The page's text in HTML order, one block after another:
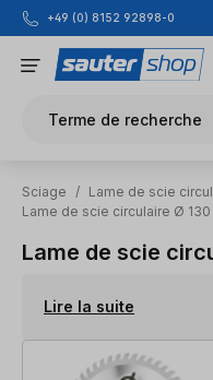
Passer au contenu
+49 (0) 8152 92898-0
Terme de recherche
Sciage / Lame de scie
Lame de scie circulaire Ø 130
Lame de scie
Lire la suite